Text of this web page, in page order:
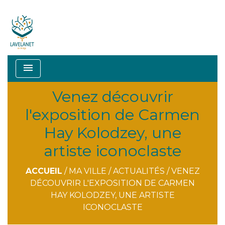
menu
Venez découvrir
l'exposition de Carmen
Hay Kolodzey, une
artiste iconoclaste
ACCUEIL / MA VILLE /ACTUALITÉS /VENEZ
DÉCOUVRIR L'EXPOSITION DE CARMEN
HAY KOLODZEY, UNE ARTISTE
ICONOCLASTE